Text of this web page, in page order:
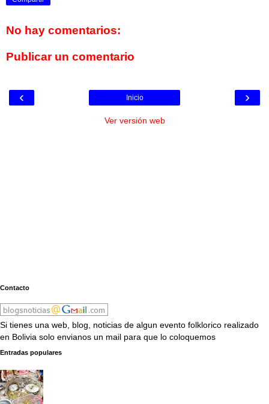
No hay comentarios:
Publicar un comentario
‹ ›
Inicio
Ver versión web
Contacto
Si tienes una web, blog, noticias de algun evento folklorico realizado
en Bolivia solo envianos un mail para que lo coloquemos
Entradas populares